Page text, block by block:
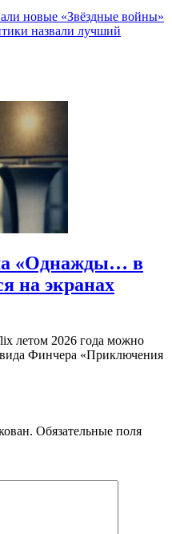
новые «Звёздные войны»
назвали лучший
«Однажды… в
на экранах
летом 2026 года можно
Финчера «Приключения
Обязательные поля